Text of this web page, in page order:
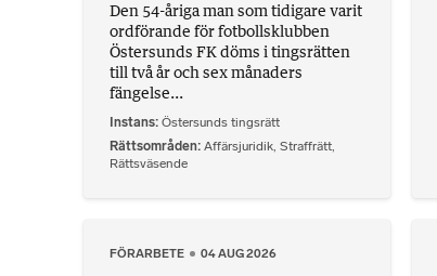
Den 54-åriga man som tidigare varit
ordförande för fotbollsklubben
Östersunds FK döms i tingsrätten
till två år och sex månaders
fängelse...
Instans Östersunds tingsrätt
Rättsområden Affärsjuridik Straffrätt
Rättsväsende
FÖRARBETE 04 AUG 2026